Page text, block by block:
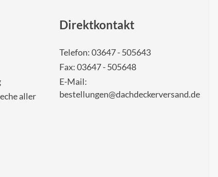
aller
Direktkontakt
Telefon: 03647 - 505643
Fax: 03647 - 505648
E-Mail:
bestellungen@dachdeckerversand.de